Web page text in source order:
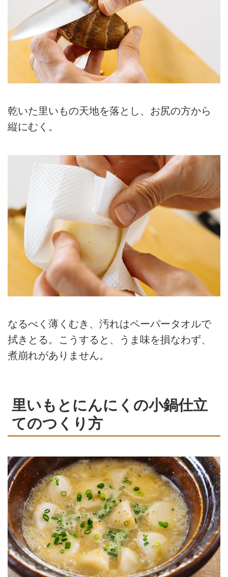
乾いた里いもの天地を落とし、お尻の方から
縦にむく。
なるべく薄くむき、汚れはペーパータオルで
拭きとる。こうすると、うま味を損なわず、
煮崩れがありません。
里いもとにんにくの小鍋仕立
てのつくり方